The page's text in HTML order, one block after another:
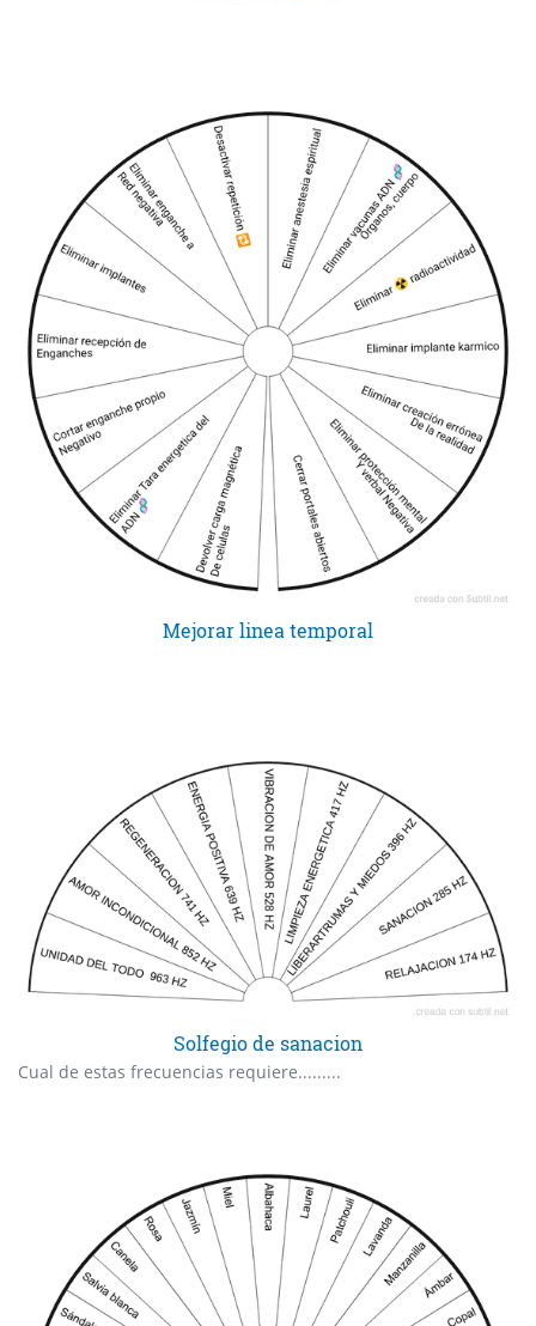
Mejorar linea temporal
Solfegio de sanacion
Cual de estas frecuencias requiere.........